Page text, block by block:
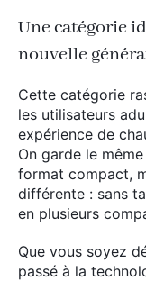
Une catégorie
nouvelle
Cette catégorie
les utilisateurs
expérience de
On garde le
format compact,
différente : sans
en plusieurs
Que vous soyez
passé à la